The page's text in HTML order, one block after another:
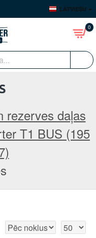
LATVIEŠU
0
rezerves daļas
T1 BUS (195